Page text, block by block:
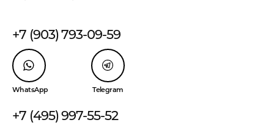
+7 (903) 793-09-59
WhatsApp Telegram
+7 (495) 997-55-52